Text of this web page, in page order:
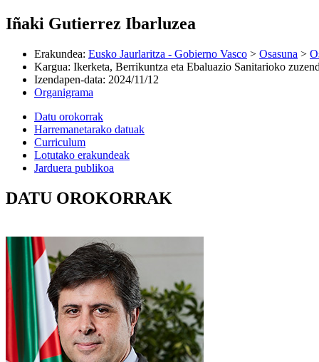
Iñaki Gutierrez Ibarluzea
Erakundea: Eusko Jaurlaritza - Gobierno Vasco > Osasuna >
Kargua: Ikerketa, Berrikuntza eta Ebaluazio Sanitarioko
Izendapen-data: 2024/11/12
Organigrama
Datu orokorrak
Harremanetarako datuak
Curriculum
Lotutako erakundeak
Jarduera publikoa
DATU OROKORRAK